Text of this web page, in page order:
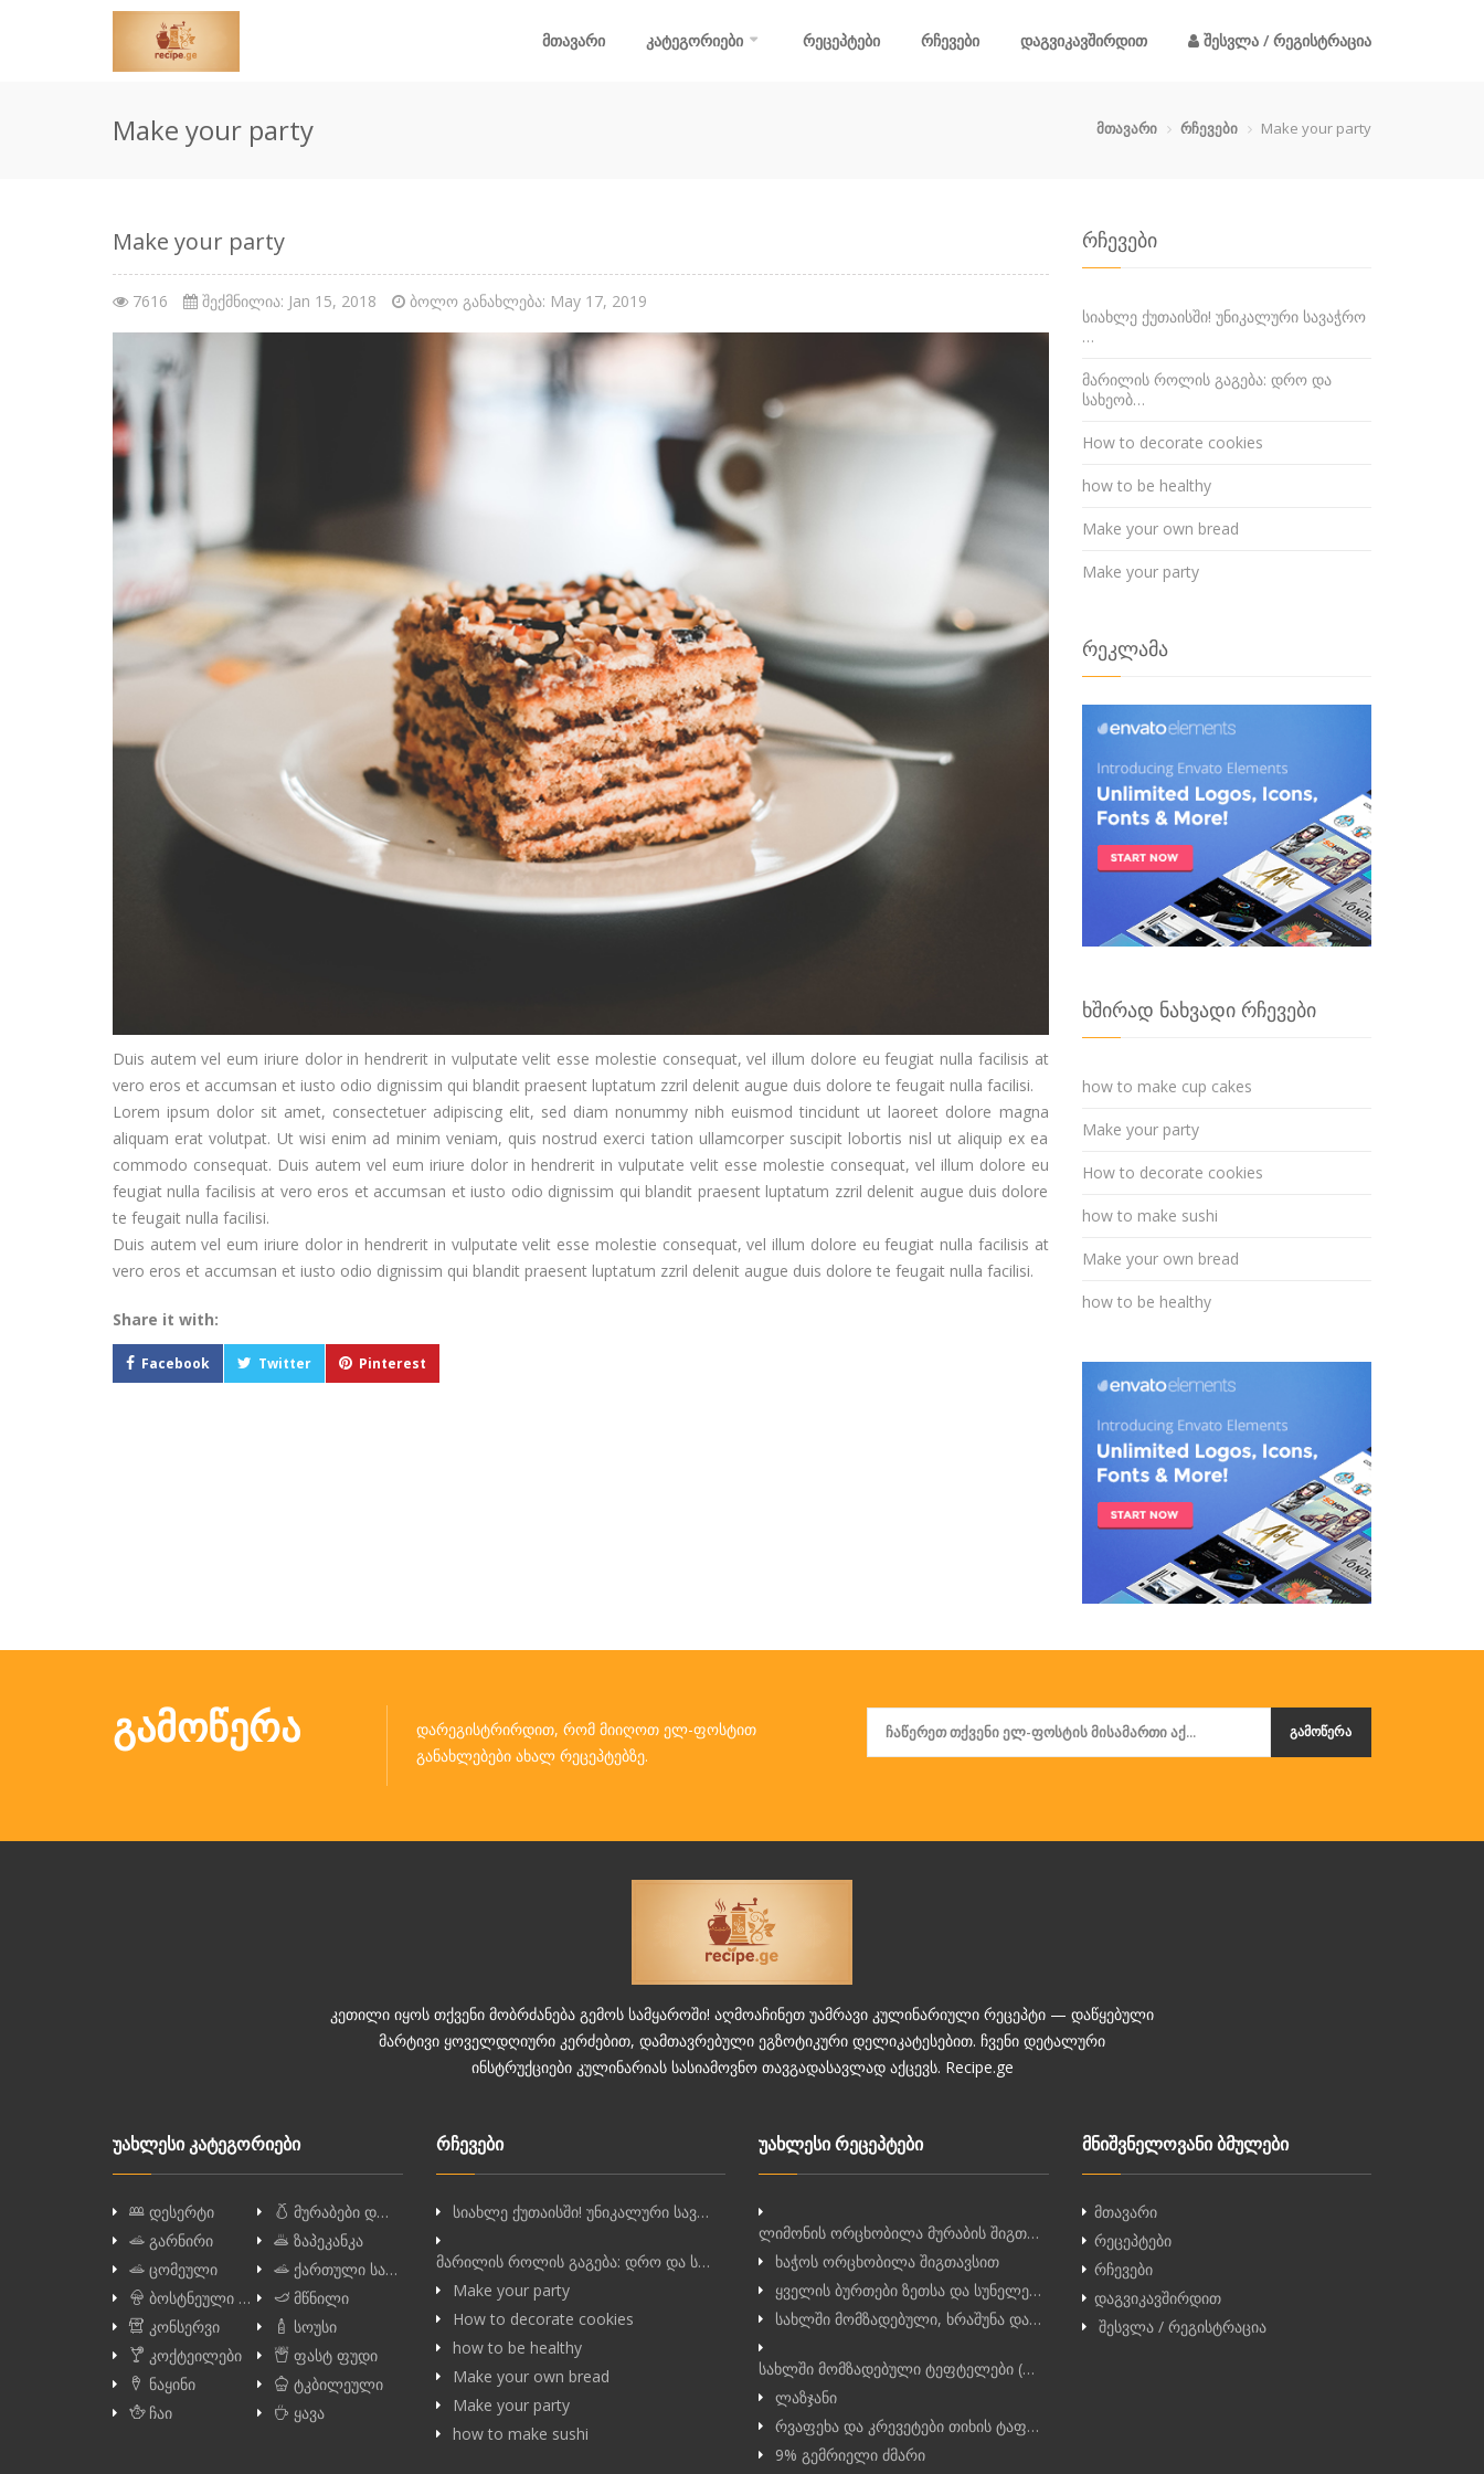
მთავარი კატეგორიები რეცეპტები რჩევები დაგვიკავშირდით შესვლა / რეგისტრაცია
Make your party მთავარი რჩევები Make your party
Make your party
7616 შექმნილია: Jan 15, 2018 ბოლო განახლება: May 17, 2019
Duis autem vel eum iriure dolor in hendrerit in vulputate velit esse molestie consequat, vel illum dolore eu feugiat nulla facilisis at
vero eros et accumsan et iusto odio dignissim qui blandit praesent luptatum zzril delenit augue duis dolore te feugait nulla facilisi.
Lorem ipsum dolor sit amet, consectetuer adipiscing elit, sed diam nonummy nibh euismod tincidunt ut laoreet dolore magna
aliquam erat volutpat. Ut wisi enim ad minim veniam, quis nostrud exerci tation ullamcorper suscipit lobortis nisl ut aliquip ex ea
commodo consequat. Duis autem vel eum iriure dolor in hendrerit in vulputate velit esse molestie consequat, vel illum dolore eu
feugiat nulla facilisis at vero eros et accumsan et iusto odio dignissim qui blandit praesent luptatum zzril delenit augue duis dolore
te feugait nulla facilisi.
Duis autem vel eum iriure dolor in hendrerit in vulputate velit esse molestie consequat, vel illum dolore eu feugiat nulla facilisis at
vero eros et accumsan et iusto odio dignissim qui blandit praesent luptatum zzril delenit augue duis dolore te feugait nulla facilisi.
Share it with:
Facebook Twitter Pinterest
რჩევები
სიახლე ქუთაისში! უნიკალური სავაჭრო
…
მარილის როლის გაგება: დრო და
სახეობ…
How to decorate cookies
how to be healthy
Make your own bread
Make your party
რეკლამა
ხშირად ნახვადი რჩევები
how to make cup cakes
Make your party
How to decorate cookies
how to make sushi
Make your own bread
how to be healthy
ᲒᲐᲛᲝᲬᲔᲠᲐ
დარეგისტრირდით, რომ მიიღოთ ელ-ფოსტით
განახლებები ახალ რეცეპტებზე.
ᲒᲐᲛᲝᲬᲔᲠᲐ
კეთილი იყოს თქვენი მობრძანება გემოს სამყაროში! აღმოაჩინეთ უამრავი კულინარიული რეცეპტი — დაწყებული
მარტივი ყოველდღიური კერძებით, დამთავრებული ეგზოტიკური დელიკატესებით. ჩვენი დეტალური
ინსტრუქციები კულინარიას სასიამოვნო თავგადასავლად აქცევს. Recipe.ge
უახლესი კატეგორიები
დესერტი
მურაბები დ…
გარნირი
ზაპეკანკა
ცომეული
ქართული სა…
ბოსტნეული …
მწნილი
კონსერვი
სოუსი
კოქტეილები
ფასტ ფუდი
ნაყინი
ტკბილეული
ჩაი
ყავა
რჩევები
სიახლე ქუთაისში! უნიკალური სავ…
მარილის როლის გაგება: დრო და ს…
Make your party
How to decorate cookies
how to be healthy
Make your own bread
Make your party
how to make sushi
უახლესი რეცეპტები
ლიმონის ორცხობილა მურაბის შიგთ…
ხაჭოს ორცხობილა შიგთავსით
ყველის ბურთები ზეთსა და სუნელე…
სახლში მომზადებული, ხრაშუნა და…
სახლში მომზადებული ტეფტელები (…
ლაზჯანი
რვაფეხა და კრევეტები თიხის ტაფ…
9% გემრიელი ძმარი
მნიშვნელოვანი ბმულები
მთავარი
რეცეპტები
რჩევები
დაგვიკავშირდით
შესვლა / რეგისტრაცია